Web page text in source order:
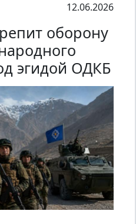
12.06.2026
оборону
эгидой ОДКБ